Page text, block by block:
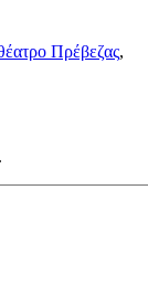
Πρέβεζας,